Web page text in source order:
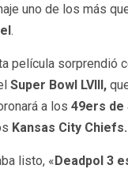
uno de los más
.
película sorprendió
Super Bowl LVIII,
a los 49ers de
Kansas City Chiefs.
listo, «Deadpol 3